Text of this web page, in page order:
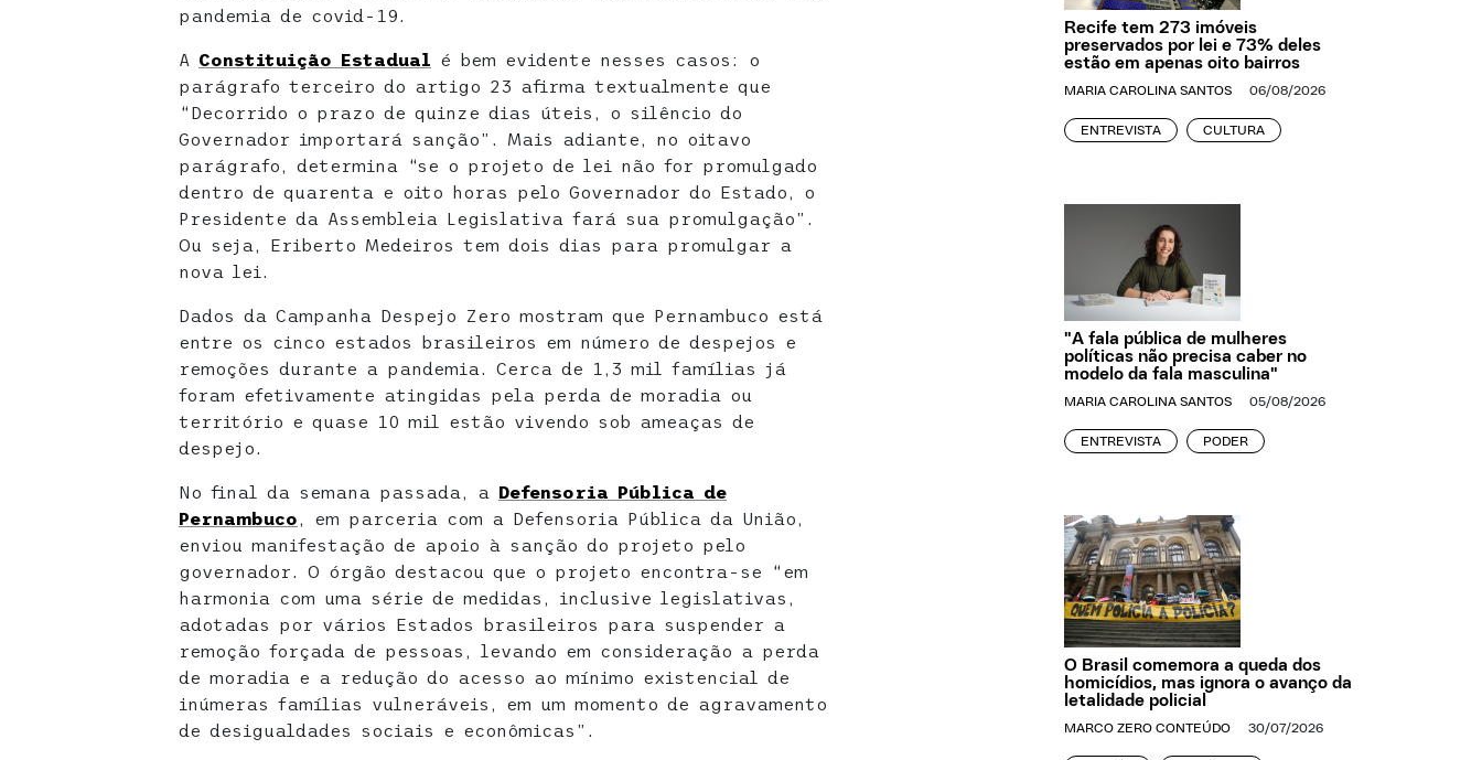
pandemia de covid-19.
A Constituição Estadual é bem evidente nesses casos: o
parágrafo terceiro do artigo 23 afirma textualmente que
“Decorrido o prazo de quinze dias úteis, o silêncio do
Governador importará sanção”. Mais adiante, no oitavo
parágrafo, determina “se o projeto de lei não for promulgado
dentro de quarenta e oito horas pelo Governador do Estado, o
Presidente da Assembleia Legislativa fará sua promulgação”.
Ou seja, Eriberto Medeiros tem dois dias para promulgar a
nova lei.
Dados da Campanha Despejo Zero mostram que Pernambuco está
entre os cinco estados brasileiros em número de despejos e
remoções durante a pandemia. Cerca de 1,3 mil famílias já
foram efetivamente atingidas pela perda de moradia ou
território e quase 10 mil estão vivendo sob ameaças de
despejo.
No final da semana passada, a Defensoria Pública de
Pernambuco, em parceria com a Defensoria Pública da União,
enviou manifestação de apoio à sanção do projeto pelo
governador. O órgão destacou que o projeto encontra-se “em
harmonia com uma série de medidas, inclusive legislativas,
adotadas por vários Estados brasileiros para suspender a
remoção forçada de pessoas, levando em consideração a perda
de moradia e a redução do acesso ao mínimo existencial de
inúmeras famílias vulneráveis, em um momento de agravamento
de desigualdades sociais e econômicas”.
Recife tem 273 imóveis
preservados por lei e 73% deles
estão em apenas oito bairros
MARIA CAROLINA SANTOS 06/08/2026
ENTREVISTA CULTURA
"A fala pública de mulheres
políticas não precisa caber no
modelo da fala masculina"
MARIA CAROLINA SANTOS 05/08/2026
ENTREVISTA PODER
O Brasil comemora a queda dos
homicídios, mas ignora o avanço da
letalidade policial
MARCO ZERO CONTEÚDO 30/07/2026